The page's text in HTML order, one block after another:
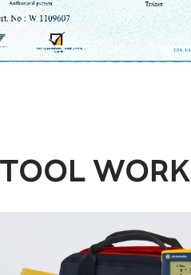
TOOL WORK